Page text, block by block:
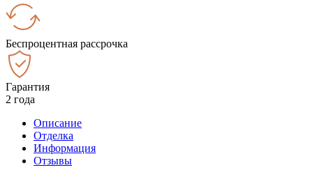
Беспроцентная рассрочка
Гарантия
2 года
Описание
Отделка
Информация
Отзывы